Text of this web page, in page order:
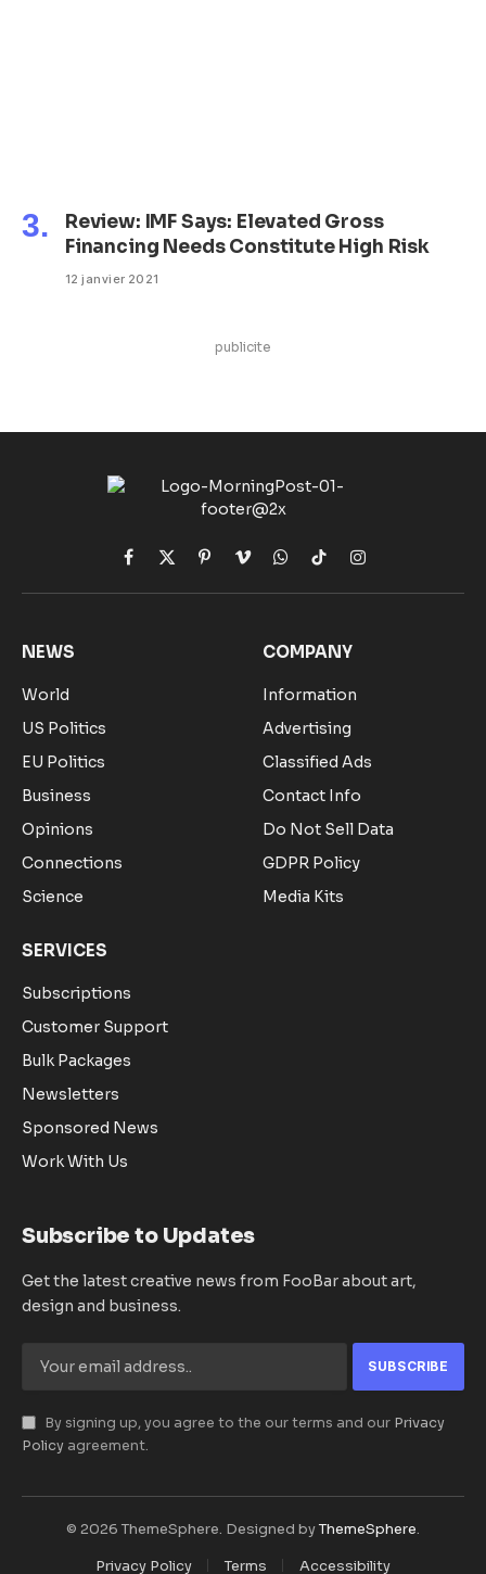
Review: IMF Says: Elevated Gross
Financing Needs Constitute High Risk
12 janvier 2021
publicite
Facebook
X
(Twitter)
Pinterest
VimeoWhatsApp
TikTokInstagram
NEWS
World
US Politics
EU Politics
Business
Opinions
Connections
Science
COMPANY
Information
Advertising
Classified Ads
Contact Info
Do Not Sell Data
GDPR Policy
Media Kits
SERVICES
Subscriptions
Customer Support
Bulk Packages
Newsletters
Sponsored News
Work With Us
Subscribe to Updates
Get the latest creative news from FooBar about art,
design and business.
By signing up, you agree to the our terms and our Privacy
Policy agreement.
© 2026 ThemeSphere. Designed byThemeSphere.
Privacy Policy
Terms Accessibility